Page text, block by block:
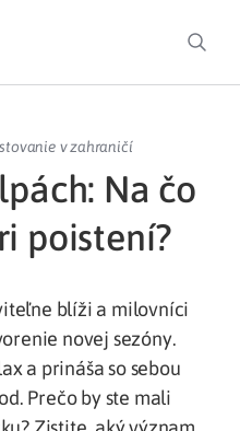
v zahraničí
Na čo
poistení?
blíži a milovníci
novej sezóny.
a prináša so sebou
Prečo by ste mali